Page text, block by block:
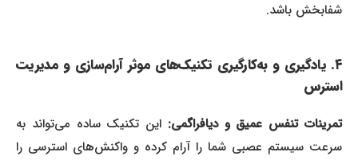
شفابخش باشد.
۴. یادگیری و به‌کارگیری تکنیک‌های موثر آرام‌سازی و مدیریت
استرس
تمرینات تنفس عمیق و دیافراگمی:این تکنیک ساده می‌تواند به
سرعت سیستم عصبی شما را آرام کرده و واکنش‌های استرسی را